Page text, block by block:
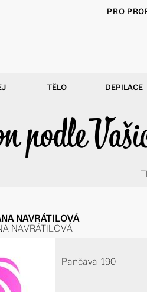
PRO
TĚLO DEPILACE
podle
NAVRÁTILOVÁ
NAVRÁTILOVÁ
Pančava 190